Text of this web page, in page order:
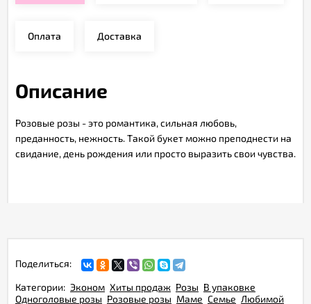
Оплата Доставка
Описание
Розовые розы - это романтика, сильная любовь,
преданность, нежность. Такой букет можно преподнести на
свидание, день рождения или просто выразить свои чувства.
Поделиться:
Категории: Эконом Хиты продаж Розы В упаковке
Одноголовые розы Розовые розы Маме Семье Любимой